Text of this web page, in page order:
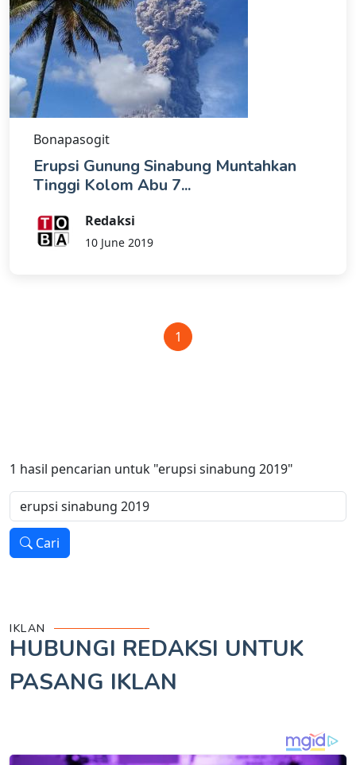
Bonapasogit
Erupsi Gunung Sinabung Muntahkan
Tinggi Kolom Abu 7...
Redaksi
10 June 2019
1
1 hasil pencarian untuk "erupsi sinabung 2019"
Cari
IKLAN
HUBUNGI REDAKSI UNTUK
PASANG IKLAN